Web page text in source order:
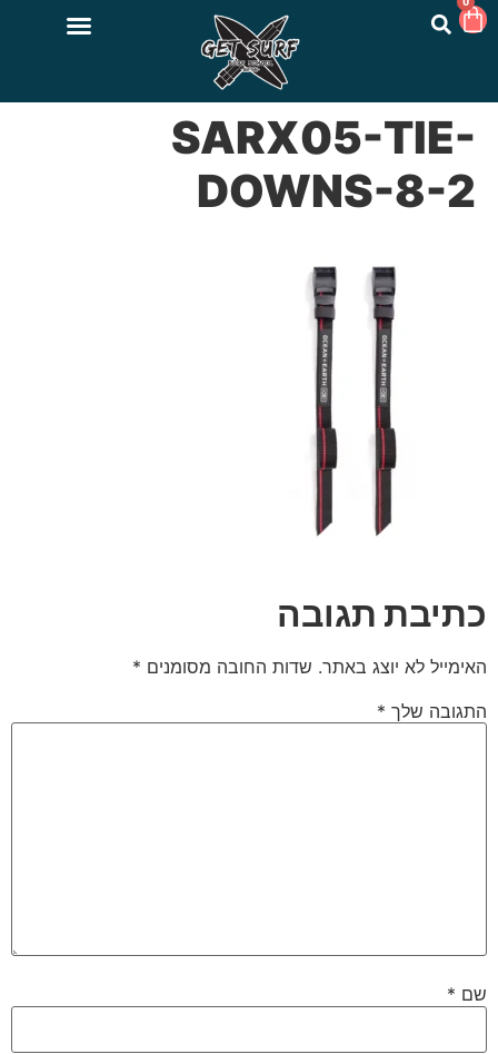
SARX05-TIE-
DOWNS-8-2
כתיבת תגובה
האימייל לא יוצג באתר. שדות החובה מסומנים *
התגובה שלך *
שם *